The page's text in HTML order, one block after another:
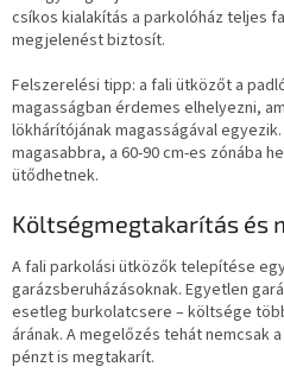
csíkos kialakítás a parkolóház teljes
megjelenést biztosít.
Felszerelési tipp: a fali ütközőt a
magasságban érdemes elhelyezni,
lökhárítójának magasságával
magasabbra, a 60-90 cm-es zónába
ütődhetnek.
Költségmegtakarítás és
A fali parkolási ütközők telepítése
garázsberuházásoknak. Egyetlen
esetleg burkolatcsere – költsége
árának. A megelőzés tehát nemcsak
pénzt is megtakarít.